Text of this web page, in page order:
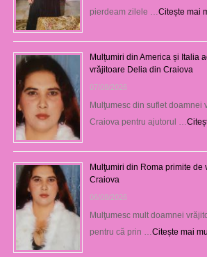
pierdeam zilele … Citește mai
Mulțumiri din America și Italia
vrăjitoare Delia din Craiova
07/08/2026
Mulţumesc din suflet doamnei
Craiova pentru ajutorul …
Mulţumiri din Roma primite de
Craiova
06/08/2026
Mulţumesc mult doamnei
pentru că prin … Citește mai